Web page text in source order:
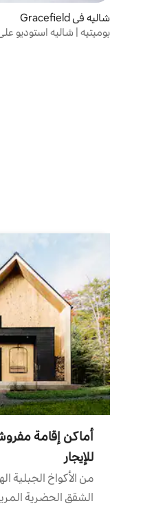
شاليه في Gracefield
بوميتيه | شاليه استوديو
أماكن إقامة
للإيجار
من الأكواخ الجبلية
الشقق الحضرية